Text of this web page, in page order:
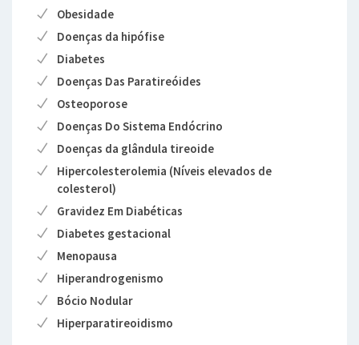
Obesidade
Doenças da hipófise
Diabetes
Doenças Das Paratireóides
Osteoporose
Doenças Do Sistema Endócrino
Doenças da glândula tireoide
Hipercolesterolemia (Níveis elevados de
colesterol)
Gravidez Em Diabéticas
Diabetes gestacional
Menopausa
Hiperandrogenismo
Bócio Nodular
Hiperparatireoidismo